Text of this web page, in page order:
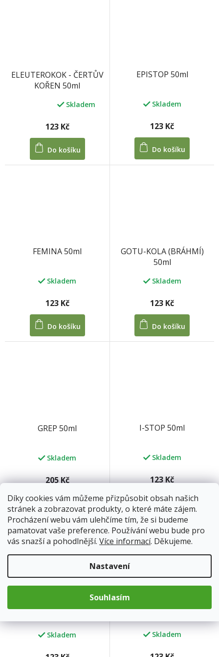
Díky cookies vám můžeme přizpůsobit obsah našich
stránek a zobrazovat produkty, o které máte zájem.
Procházení webu vám ulehčíme tím, že si budeme
pamatovat vaše preference. Používání webu bude pro
vás snazší a pohodlnější. Více informací. Děkujeme.
Nastavení
Souhlasím
ELEUTEROKOK - ČERTŮV
KOŘEN 50ml
Skladem
123 Kč
Do košíku
EPISTOP 50ml
Skladem
123 Kč
Do košíku
FEMINA 50ml
Skladem
123 Kč
Do košíku
GOTU-KOLA (BRÁHMÍ)
50ml
Skladem
123 Kč
Do košíku
GREP 50ml
Skladem
205 Kč
Do košíku
I-STOP 50ml
Skladem
123 Kč
Do košíku
Skladem Skladem